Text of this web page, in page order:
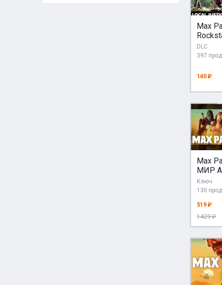
Max
DLC
Key
DLC
397
140 ₽
Max
МИР
Ключ
130
519 ₽
1429 ₽